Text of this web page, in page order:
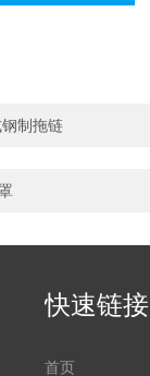
制拖链
快速链接
首页